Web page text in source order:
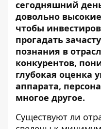
сегодняшний
довольно
чтобы
прогадать
познания в
конкурентов,
глубокая оценка
аппарата,
многое другое.
Существуют ли